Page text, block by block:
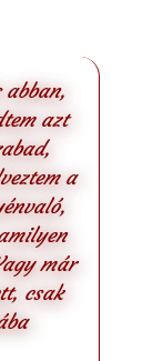
abban,
azt
a
már
csak